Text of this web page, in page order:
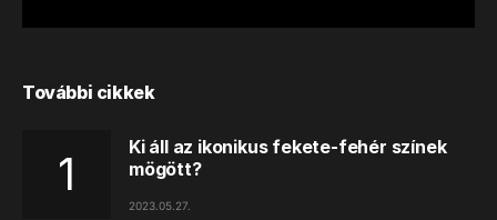
További cikkek
Ki áll az ikonikus fekete-fehér színek
mögött?
2023.05.27.